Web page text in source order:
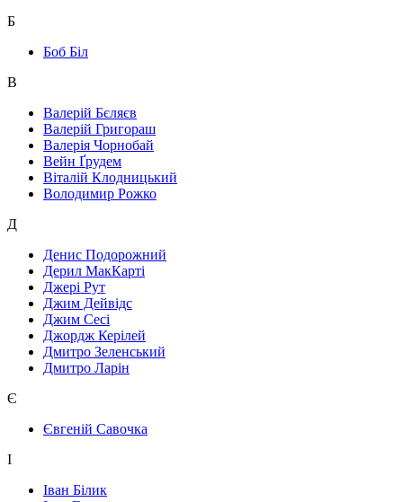
Б
Боб Біл
В
Валерій Бєляєв
Валерій Григораш
Валерія Чорнобай
Вейн Ґрудем
Віталій Клодницький
Володимир Рожко
Д
Денис Подорожний
Дерил МакКарті
Джері Рут
Джим Дейвідс
Джим Сесі
Джордж Керілей
Дмитро Зеленський
Дмитро Ларін
Є
Євгеній Савочка
І
Іван Білик